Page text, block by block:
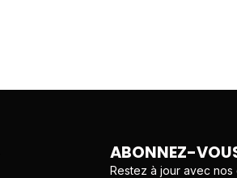
ABONNEZ-
Restez à jour avec